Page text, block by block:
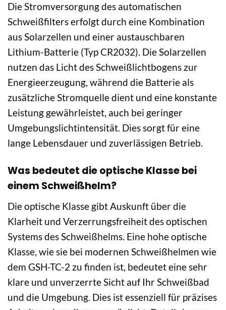
Die Stromversorgung des automatischen
Schweißfilters erfolgt durch eine Kombination
aus Solarzellen und einer austauschbaren
Lithium-Batterie (Typ CR2032). Die Solarzellen
nutzen das Licht des Schweißlichtbogens zur
Energieerzeugung, während die Batterie als
zusätzliche Stromquelle dient und eine konstante
Leistung gewährleistet, auch bei geringer
Umgebungslichtintensität. Dies sorgt für eine
lange Lebensdauer und zuverlässigen Betrieb.
Was bedeutet die optische Klasse bei
einem Schweißhelm?
Die optische Klasse gibt Auskunft über die
Klarheit und Verzerrungsfreiheit des optischen
Systems des Schweißhelms. Eine hohe optische
Klasse, wie sie bei modernen Schweißhelmen wie
dem GSH-TC-2 zu finden ist, bedeutet eine sehr
klare und unverzerrte Sicht auf Ihr Schweißbad
und die Umgebung. Dies ist essenziell für präzises